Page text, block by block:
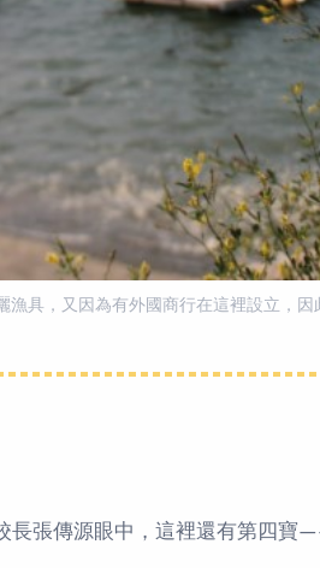
具，又因為有外國商行在這裡設立，因
長張傳源眼中，這裡還有第四寶